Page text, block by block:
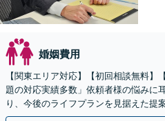
婚姻費用
【関東エリア対応】【初回相談無料】
題の対応実績多数」依頼者様の悩みに
り、今後のライフプランを見据えた提
額交渉の経験豊富」【休日・夜間相談